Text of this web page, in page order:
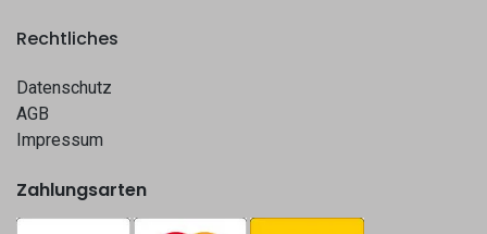
Rechtliches
Datenschutz
AGB
Impressum
Zahlungsarten